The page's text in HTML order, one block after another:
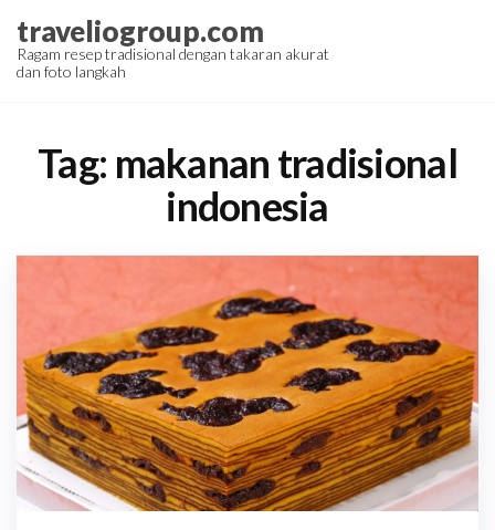
the
traveliogroup.com
Ragam resep tradisional dengan takaran akurat
dan foto langkah
Tag: makanan tradisional
indonesia